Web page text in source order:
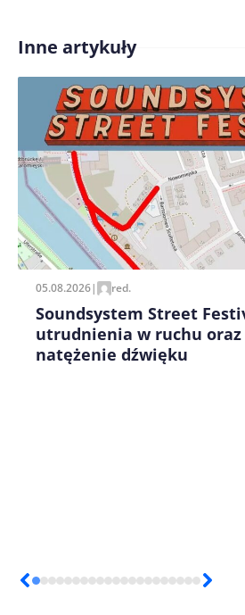
Treść komentarza*
Zapamiętaj moje dane w tej
pisania kolejnych komentarzy.
Inne artykuły
05.08.2026| red.
Soundsystem Street
utrudnienia w ruchu oraz
natężenie dźwięku